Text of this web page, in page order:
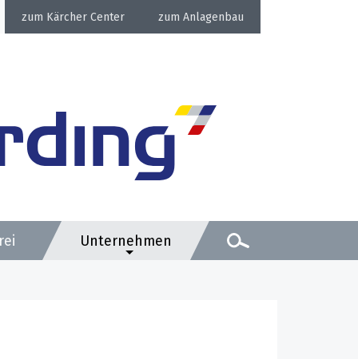
Kärcher Center Anlagenbau
Unternehmen